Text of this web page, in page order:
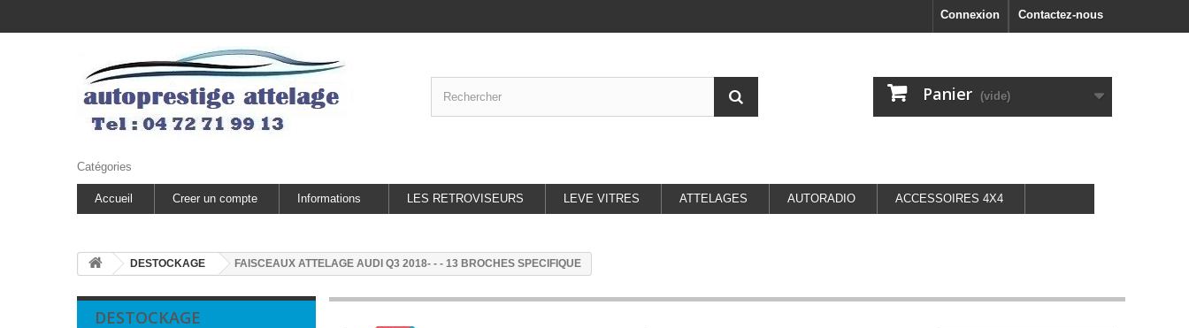
Contactez-nous
Connexion
Panier (vide)
Catégories
Accueil Creer un compte Informations LES RETROVISEURS LEVE VITRES ATTELAGES AUTORADIO ACCESSOIRES 4X4
DESTOCKAGE FAISCEAUX ATTELAGE AUDI Q3 2018- - - 13 BROCHES SPECIFIQUE
DESTOCKAGE